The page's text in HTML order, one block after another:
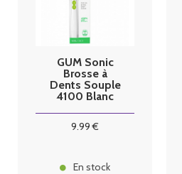
GUM Sonic
Brosse à
Dents Souple
4100 Blanc
9.99 €
En stock